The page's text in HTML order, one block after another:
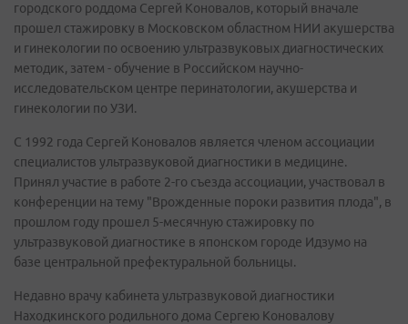
городского роддома Сергей Коновалов, который вначале
прошел стажировку в Московском областном НИИ акушерства
и гинекологии по освоению ультразвуковых диагностических
методик, затем - обучение в Российском научно-
исследовательском центре перинатологии, акушерства и
гинекологии по УЗИ.
С 1992 года Сергей Коновалов является членом ассоциации
специалистов ультразвуковой диагностики в медицине.
Принял участие в работе 2-го съезда ассоциации, участвовал в
конференции на тему "Врожденные пороки развития плода", в
прошлом году прошел 5-месячную стажировку по
ультразвуковой диагностике в японском городе Идзумо на
базе центральной префектуральной больницы.
Недавно врачу кабинета ультразвуковой диагностики
Находкинского родильного дома Сергею Коновалову